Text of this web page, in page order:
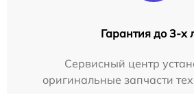
Гарантия до 3-х
Сервисный центр
оригинальные запчасти